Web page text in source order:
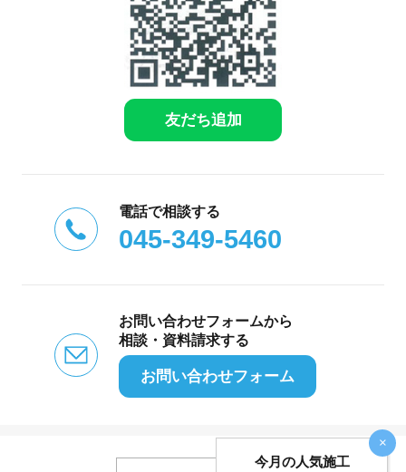
×
今月の人気施工
友だち追加
電話で相談する
045-349-5460
お問い合わせフォームから
相談・資料請求する
お問い合わせフォーム